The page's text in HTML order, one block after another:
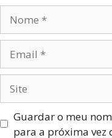
Guardar o meu
para a próxima vez